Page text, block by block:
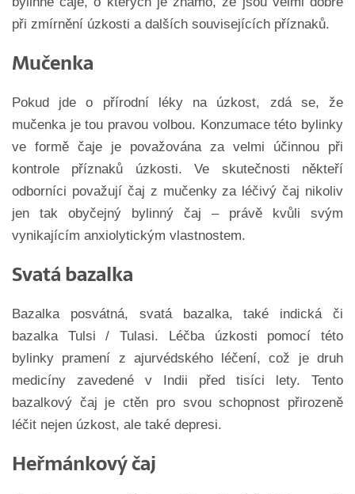
při zmírnění úzkosti a dalších souvisejících příznaků.
Mučenka
Pokud jde o přírodní léky na úzkost, zdá se, že
mučenka je tou pravou volbou. Konzumace této bylinky
ve formě čaje je považována za velmi účinnou při
kontrole příznaků úzkosti. Ve skutečnosti někteří
odborníci považují čaj z mučenky za léčivý čaj nikoliv
jen tak obyčejný bylinný čaj – právě kvůli svým
vynikajícím anxiolytickým vlastnostem.
Svatá bazalka
Bazalka posvátná, svatá bazalka, také indická či
bazalka Tulsi / Tulasi. Léčba úzkosti pomocí této
bylinky pramení z ajurvédského léčení, což je druh
medicíny zavedené v Indii před tisíci lety. Tento
bazalkový čaj je ctěn pro svou schopnost přirozeně
léčit nejen úzkost, ale také depresi.
Heřmánkový čaj